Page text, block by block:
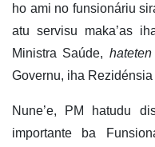
ho ami no funsionáriu
atu servisu maka’as
Ministra Saúde, hateten
Governu, iha Rezidénsia
Nune’e, PM hatudu
importante ba